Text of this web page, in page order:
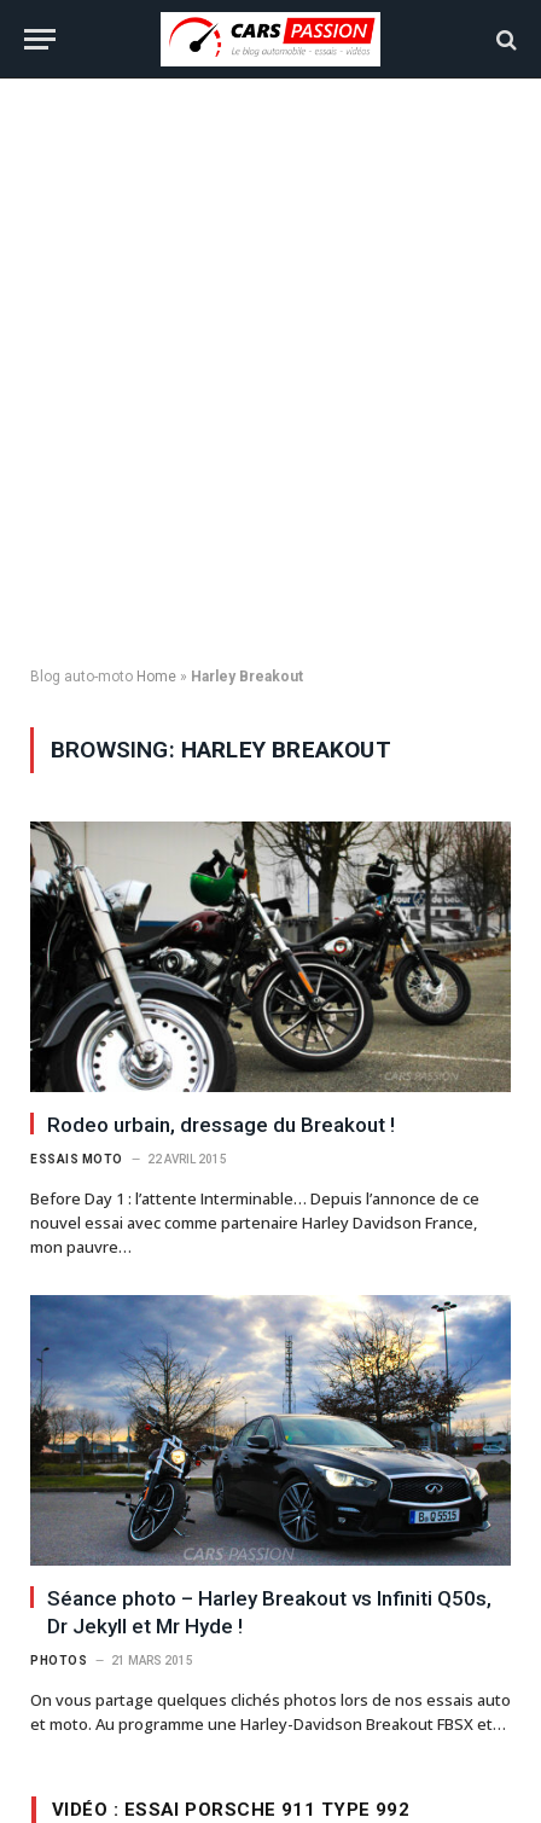
Blog auto-moto Home » Harley Breakout
BROWSING: HARLEY BREAKOUT
Rodeo urbain, dressage du Breakout !
ESSAIS MOTO 22 AVRIL 2015
Before Day 1 : l’attente Interminable… Depuis l’annonce de ce
nouvel essai avec comme partenaire Harley Davidson France,
mon pauvre…
Séance photo – Harley Breakout vs Infiniti Q50s,
Dr Jekyll et Mr Hyde !
PHOTOS 21 MARS 2015
On vous partage quelques clichés photos lors de nos essais auto
et moto. Au programme une Harley-Davidson Breakout FBSX et…
VIDÉO : ESSAI PORSCHE 911 TYPE 992